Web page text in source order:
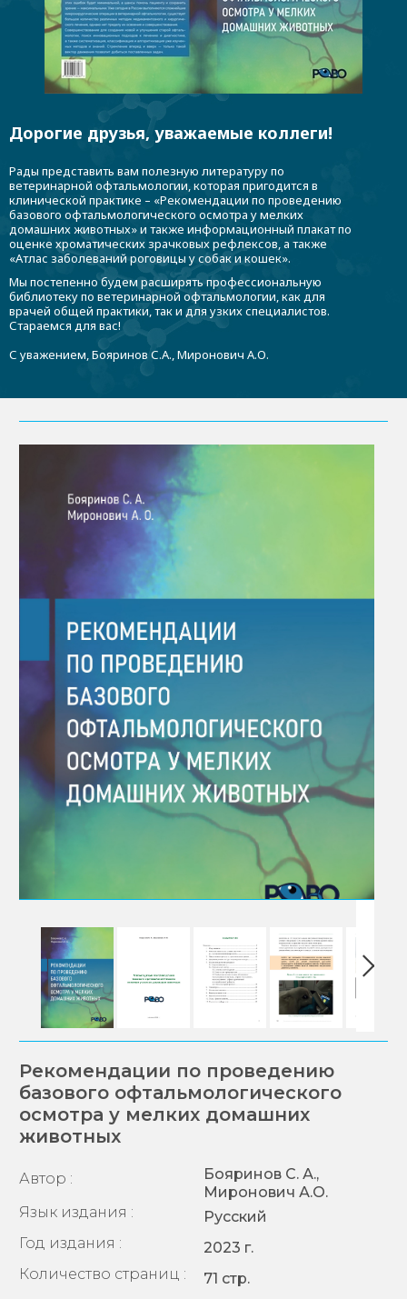
Дорогие друзья, уважаемые коллеги!
Рады представить вам полезную литературу по
ветеринарной офтальмологии, которая пригодится в
клинической практике – «Рекомендации по проведению
базового офтальмологического осмотра у мелких
домашних животных» и также информационный плакат по
оценке хроматических зрачковых рефлексов, а также
«Атлас заболеваний роговицы у собак и кошек».
Мы постепенно будем расширять профессиональную
библиотеку по ветеринарной офтальмологии, как для
врачей общей практики, так и для узких специалистов.
Стараемся для вас!
С уважением, Бояринов С.А., Миронович А.О.
Рекомендации по проведению
базового офтальмологического
осмотра у мелких домашних
животных
Автор :
Бояринов С. А.,
Миронович А.О.
Язык издания :
Русский
Год издания :
2023 г.
Количество страниц :
71 стр.